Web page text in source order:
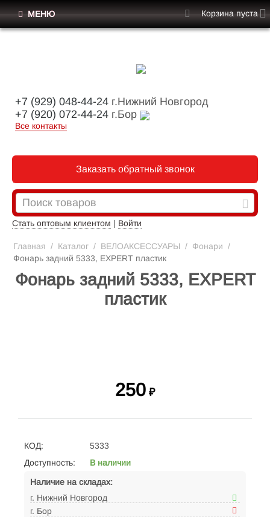
+7 (929) 048-44-24 г.Нижний Новгород
+7 (920) 072-44-24 г.Бор
Все контакты
Заказать обратный звонок
Стать оптовым клиентом | Войти
МЕНЮ Корзина пуста
Главная / Каталог / ВЕЛОАКСЕССУАРЫ / Фонари /
Фонарь задний 5333, EXPERT пластик
Фонарь задний 5333, EXPERT
пластик
250 ₽
КОД:
5333
Доступность:
В наличии
Наличие на складах:
г. Нижний Новгород
г. Бор